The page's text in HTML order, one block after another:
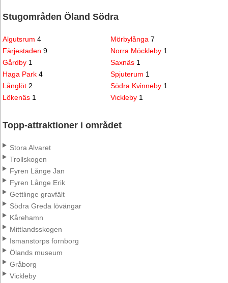
Stugområden Öland Södra
Algutsrum 4
Färjestaden 9
Gårdby 1
Haga Park 4
Långlöt 2
Lökenäs 1
Mörbylånga 7
Norra Möckleby 1
Saxnäs 1
Spjuterum 1
Södra Kvinneby 1
Vickleby 1
Topp-attraktioner i området
Stora Alvaret
Trollskogen
Fyren Långe Jan
Fyren Långe Erik
Gettlinge gravfält
Södra Greda lövängar
Kårehamn
Mittlandsskogen
Ismanstorps fornborg
Ölands museum
Gråborg
Vickleby